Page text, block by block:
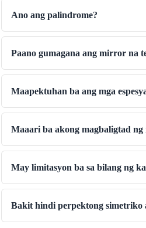
Tagapagsalin ng Tuyong Dami
Tagapagsalin ng Lawak
Tagapagsalin ng Enerhiya
Tagapagsalin ng Imbakan ng Data
Tagapagsalin ng Konsumo ng
Tagapagsalin ng Kapangyarihan
Ano ang palindrome?
Paano gumagana ang mirror na
Maapektuhan ba ang mga
Maaari ba akong magbaligtad ng
May limitasyon ba sa bilang ng
Bakit hindi perpektong simetriko